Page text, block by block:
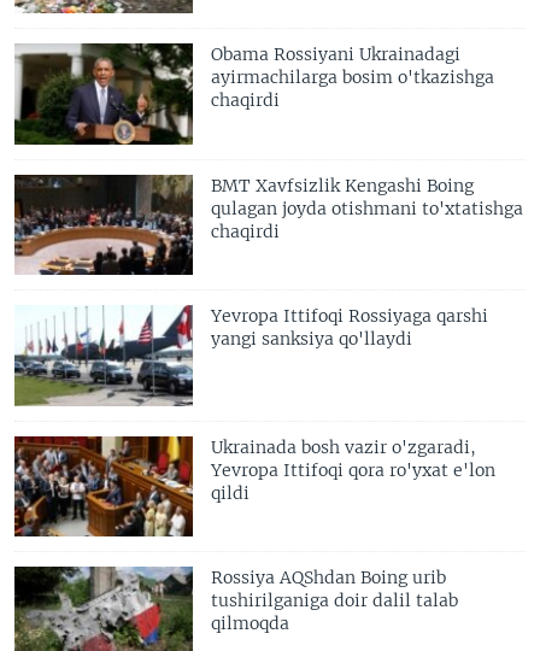
Obama Rossiyani Ukrainadagi
ayirmachilarga bosim o'tkazishga
chaqirdi
BMT Xavfsizlik Kengashi Boing
qulagan joyda otishmani to'xtatishga
chaqirdi
Yevropa Ittifoqi Rossiyaga qarshi
yangi sanksiya qo'llaydi
Ukrainada bosh vazir o'zgaradi,
Yevropa Ittifoqi qora ro'yxat e'lon
qildi
Rossiya AQShdan Boing urib
tushirilganiga doir dalil talab
qilmoqda